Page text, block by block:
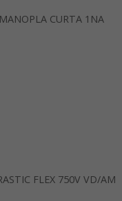
CURTA 1NA
FLEX 750V VD/AM